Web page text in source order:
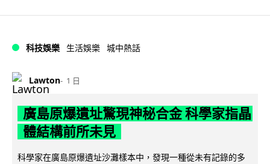
科技娛樂 生活娛樂 城中熱話
Lawton 1 日
廣島原爆遺址驚現神秘合金 科學家指晶
體結構前所未見
科學家在廣島原爆遺址沙灘樣本中，發現一種從未有記錄的多